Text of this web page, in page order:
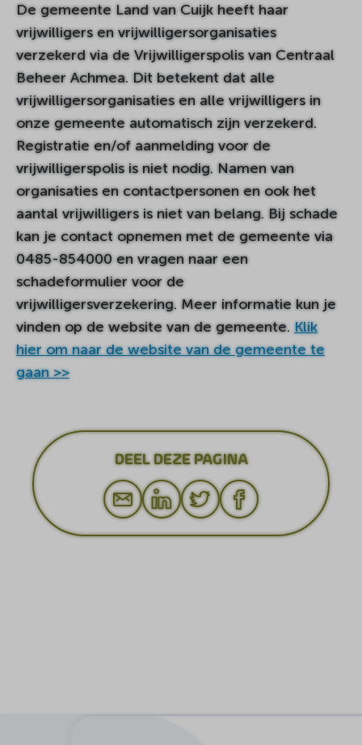
De gemeente Land van Cuijk heeft haar
vrijwilligers en vrijwilligersorganisaties
verzekerd via de Vrijwilligerspolis van Centraal
Beheer Achmea. Dit betekent dat alle
vrijwilligersorganisaties en alle vrijwilligers in
onze gemeente automatisch zijn verzekerd.
Registratie en/of aanmelding voor de
vrijwilligerspolis is niet nodig. Namen van
organisaties en contactpersonen en ook het
aantal vrijwilligers is niet van belang. Bij schade
kan je contact opnemen met de gemeente via
0485-854000 en vragen naar een
schadeformulier voor de
vrijwilligersverzekering. Meer informatie kun je
vinden op de website van de gemeente. Klik
hier om naar de website van de gemeente te
gaan >>
DEEL DEZE PAGINA